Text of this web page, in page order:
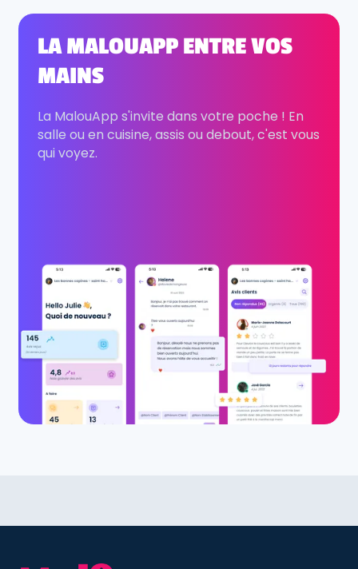
LA MALOUAPP ENTRE VOS
MAINS
La MalouApp s'invite dans votre poche ! En
salle ou en cuisine, assis ou debout, c'est vous
qui voyez.